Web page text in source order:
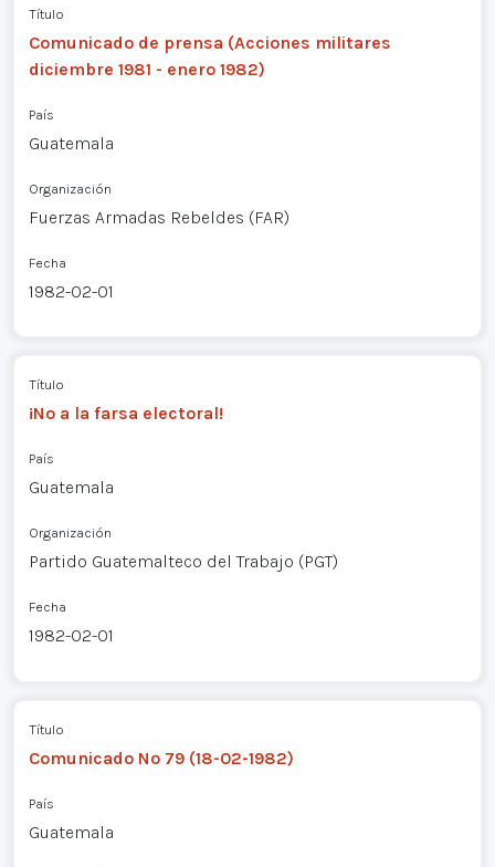
Título
Comunicado de prensa (Acciones militares
diciembre 1981 - enero 1982)
País
Guatemala
Organización
Fuerzas Armadas Rebeldes (FAR)
Fecha
1982-02-01
Título
¡No a la farsa electoral!
País
Guatemala
Organización
Partido Guatemalteco del Trabajo (PGT)
Fecha
1982-02-01
Título
Comunicado Nº 79 (18-02-1982)
País
Guatemala